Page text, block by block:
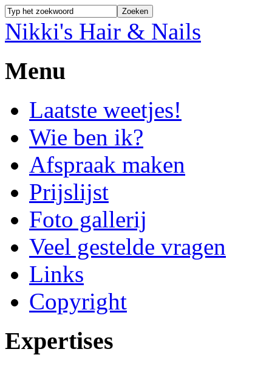
Nikki's Hair & Nails
Menu
Laatste weetjes!
Wie ben ik?
Afspraak maken
Prijslijst
Foto gallerij
Veel gestelde vragen
Links
Copyright
Expertises